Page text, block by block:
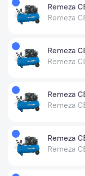
Remeza
Remeza
Remeza
Remeza
Remeza
Remeza
Remeza
Remeza